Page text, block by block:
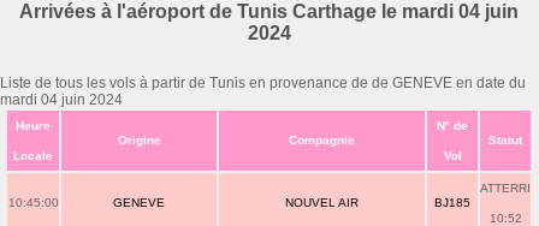
Arrivées à l'aéroport de Tunis Carthage le mardi 04 juin
2024
Liste de tous les vols à partir de Tunis en provenance de de GENEVE en date du
mardi 04 juin 2024
Heure
Locale
Origine Compagnie
N° de
Vol
Statut
10:45:00 GENEVE NOUVEL AIR BJ185
ATTERRI
10:52